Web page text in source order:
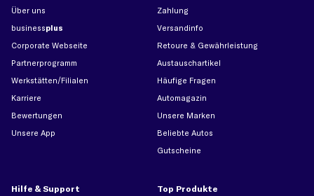
Über uns
businessplus
Corporate Webseite
Partnerprogramm
Werkstätten/Filialen
Karriere
Bewertungen
Unsere App
Zahlung
Versandinfo
Retoure & Gewährleistung
Austauschartikel
Häufige Fragen
Automagazin
Unsere Marken
Beliebte Autos
Gutscheine
Hilfe & Support Top Produkte